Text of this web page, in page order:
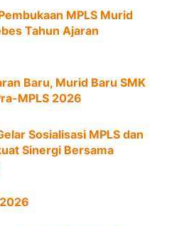
MPLS Murid
Tahun Ajaran
Baru, Murid Baru SMK
MPLS 2026
Sosialisasi MPLS dan
Sinergi Bersama